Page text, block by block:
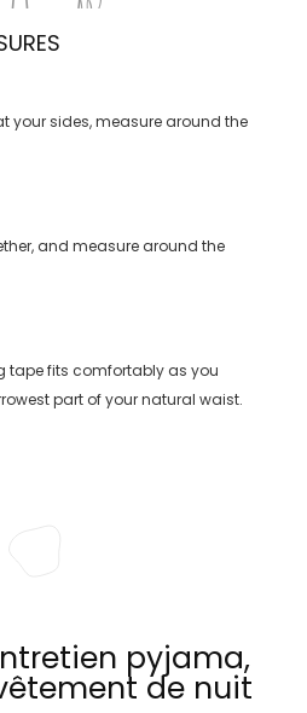
your sides, measure around the
and measure around the
tape fits comfortably as you
part of your natural waist.
pyjama,
de nuit